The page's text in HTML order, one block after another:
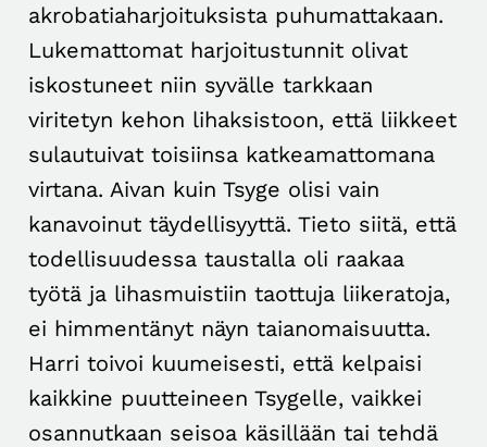
akrobatiaharjoituksista puhumattakaan.
Lukemattomat harjoitustunnit olivat
iskostuneet niin syvälle tarkkaan
viritetyn kehon lihaksistoon, että liikkeet
sulautuivat toisiinsa katkeamattomana
virtana. Aivan kuin Tsyge olisi vain
kanavoinut täydellisyyttä. Tieto siitä, että
todellisuudessa taustalla oli raakaa
työtä ja lihasmuistiin taottuja liikeratoja,
ei himmentänyt näyn taianomaisuutta.
Harri toivoi kuumeisesti, että kelpaisi
kaikkine puutteineen Tsygelle, vaikkei
osannutkaan seisoa käsillään tai tehdä